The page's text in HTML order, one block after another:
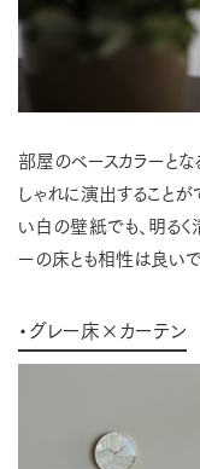
部屋のベースカラーと
しゃれに演出すること
い白の壁紙でも、明る
ーの床とも相性は良いで
・グレー床×カーテン